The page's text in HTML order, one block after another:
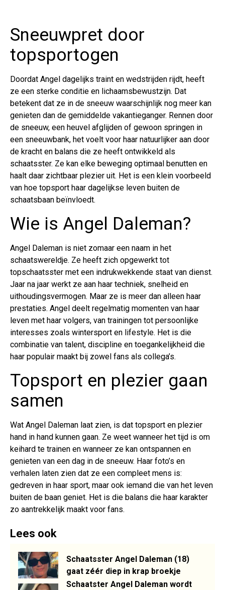
Sneeuwpret door
topsportogen
Doordat Angel dagelijks traint en wedstrijden rijdt, heeft
ze een sterke conditie en lichaamsbewustzijn. Dat
betekent dat ze in de sneeuw waarschijnlijk nog meer kan
genieten dan de gemiddelde vakantieganger. Rennen door
de sneeuw, een heuvel afglijden of gewoon springen in
een sneeuwbank, het voelt voor haar natuurlijker aan door
de kracht en balans die ze heeft ontwikkeld als
schaatsster. Ze kan elke beweging optimaal benutten en
haalt daar zichtbaar plezier uit. Het is een klein voorbeeld
van hoe topsport haar dagelijkse leven buiten de
schaatsbaan beïnvloedt.
Wie is Angel Daleman?
Angel Daleman is niet zomaar een naam in het
schaatswereldje. Ze heeft zich opgewerkt tot
topschaatsster met een indrukwekkende staat van dienst.
Jaar na jaar werkt ze aan haar techniek, snelheid en
uithoudingsvermogen. Maar ze is meer dan alleen haar
prestaties. Angel deelt regelmatig momenten van haar
leven met haar volgers, van trainingen tot persoonlijke
interesses zoals wintersport en lifestyle. Het is die
combinatie van talent, discipline en toegankelijkheid die
haar populair maakt bij zowel fans als collega’s.
Topsport en plezier gaan
samen
Wat Angel Daleman laat zien, is dat topsport en plezier
hand in hand kunnen gaan. Ze weet wanneer het tijd is om
keihard te trainen en wanneer ze kan ontspannen en
genieten van een dag in de sneeuw. Haar foto’s en
verhalen laten zien dat ze een compleet mens is:
gedreven in haar sport, maar ook iemand die van het leven
buiten de baan geniet. Het is die balans die haar karakter
zo aantrekkelijk maakt voor fans.
Lees ook
Schaatsster Angel Daleman (18)
gaat zéér diep in krap broekje
Schaatster Angel Daleman wordt